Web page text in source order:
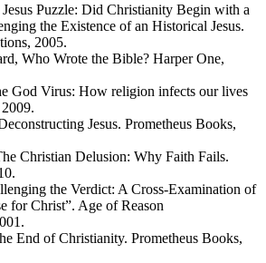
Puzzle: Did Christianity Begin with a
the Existence of an Historical Jesus.
2005.
Who Wrote the Bible? Harper One,
God Virus: How religion infects our lives
Jesus. Prometheus Books,
Christian Delusion: Why Faith Fails.
the Verdict: A Cross-Examination of
for Christ”. Age of Reason
End of Christianity. Prometheus Books,